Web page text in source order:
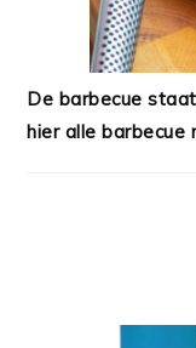
De barbecue
hier alle barbecue